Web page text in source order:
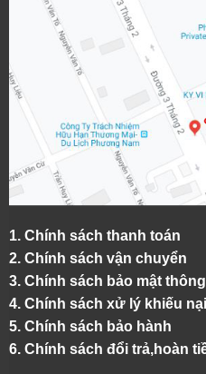
1. Chính sách thanh toán
2. Chính sách vận chuyển
3. Chính sách bảo mật
4. Chính sách xử lý khiếu nại
5. Chính sách bảo hành
6. Chính sách đổi trả,hoàn